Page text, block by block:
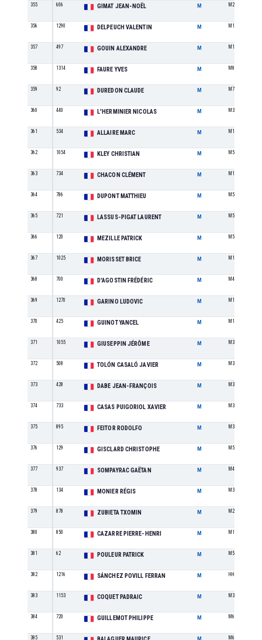
355 606 GIMAT JEAN-NOËL M M2
356 1290 DELPEUCH VALENTIN M M1
357 497 GOUIN ALEXANDRE M M1
358 1314 FAURE YVES M M8
359 92 DUREDON CLAUDE M M7
360 440 L'HERMINIER NICOLAS M M3
361 534 ALLAIRE MARC M M1
362 1054 KLEY CHRISTIAN M M5
363 734 CHACON CLÉMENT M M1
364 786 DUPONT MATTHIEU M M5
365 721 LASSUS-PIGAT LAURENT M M5
366 120 MEZILLE PATRICK M M5
367 1025 MORISSET BRICE M M1
368 700 D'AGOSTIN FRÉDÉRIC M M4
369 1270 GARINO LUDOVIC M M1
370 425 GUINOT YANCEL M M1
371 1055 GIUSEPPIN JÉRÔME M M3
372 508 TOLÓN CASALÓ JAVIER M M3
373 428 DABE JEAN-FRANÇOIS M M3
374 733 CASAS PUIGORIOL XAVIER M M3
375 895 FEITOR RODOLFO M M3
376 129 GISCLARD CHRISTOPHE M M5
377 937 SOMPAYRAC GAËTAN M M4
378 134 MONIER RÉGIS M M3
379 878 ZUBIETA TXOMIN M M2
380 850 CAZARRE PIERRE-HENRI M M1
381 62 POULEUR PATRICK M M5
382 1216 SÁNCHEZ POVILL FERRAN M HH
383 1153 COQUET PADRAIC M M3
384 720 GUILLEMOT PHILIPPE M M6
385 531 M M6